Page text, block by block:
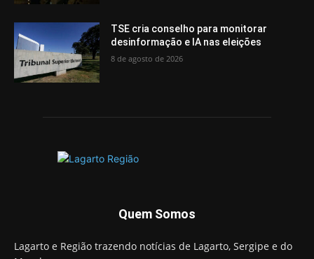
TSE cria conselho para monitorar
desinformação e IA nas eleições
8 de agosto de 2026
Quem Somos
Lagarto e Região trazendo notícias de Lagarto, Sergipe e do